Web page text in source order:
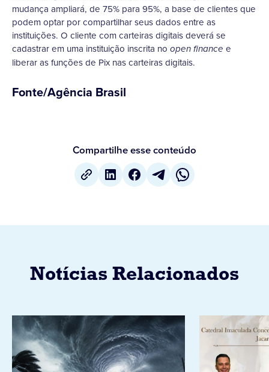
mudança ampliará, de 75% para 95%, a base de clientes que
podem optar por compartilhar seus dados entre as
instituições. O cliente com carteiras digitais deverá se
cadastrar em uma instituição inscrita no open finance e
liberar as funções de Pix nas carteiras digitais.
Fonte/Agência Brasil
Compartilhe esse conteúdo
Notícias Relacionados